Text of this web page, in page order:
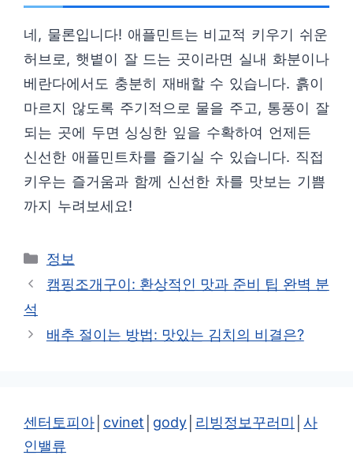
네, 물론입니다! 애플민트는 비교적 키우기 쉬운
허브로, 햇볕이 잘 드는 곳이라면 실내 화분이나
베란다에서도 충분히 재배할 수 있습니다. 흙이
마르지 않도록 주기적으로 물을 주고, 통풍이 잘
되는 곳에 두면 싱싱한 잎을 수확하여 언제든
신선한 애플민트차를 즐기실 수 있습니다. 직접
키우는 즐거움과 함께 신선한 차를 맛보는 기쁨
까지 누려보세요!
카
테
정보
캠핑조개구이: 환상적인 맛과 준비 팁 완벽 분
석
배추 절이는 방법: 맛있는 김치의 비결은?
센터토피아 cvinet gody 리빙정보꾸러미
사
인밸류